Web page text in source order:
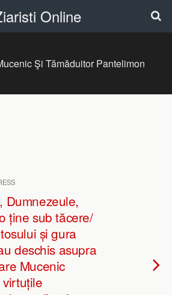
Online
Şi Tămăduitor Pantelimon
Dumnezeule,
ține sub tăcere/
și gura
deschis asupra
Mucenic